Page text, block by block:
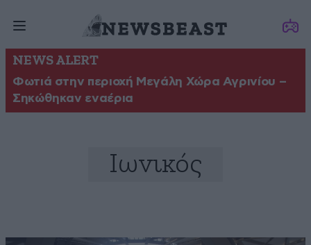
NEWS ALERT
Φωτιά στην περιοχή Μεγάλη Χώρα Αγρινίου –
Σηκώθηκαν εναέρια
Ιωνικός